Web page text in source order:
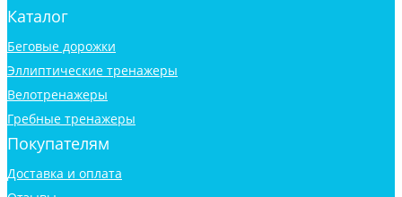
Каталог
Беговые дорожки
Эллиптические тренажеры
Велотренажеры
Гребные тренажеры
Покупателям
Доставка и оплата